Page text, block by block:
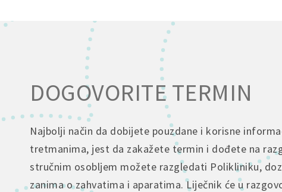
DOGOVORITE TERMIN
Najbolji način da dobijete pouzdane i korisne
tretmanima, jest da zakažete termin i dođete na
stručnim osobljem možete razgledati Polikliniku,
zanima o zahvatima i aparatima. Liječnik će u